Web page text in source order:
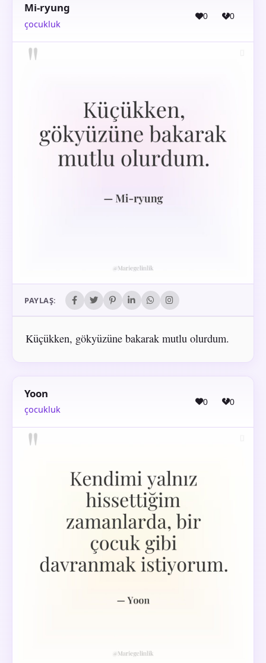
Mi-ryung
çocukluk
0 0
PAYLAŞ:
Küçükken, gökyüzüne bakarak mutlu olurdum.
Yoon
çocukluk
0 0